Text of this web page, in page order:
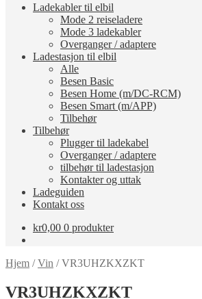
Ladekabler til elbil
Mode 2 reiseladere
Mode 3 ladekabler
Overganger / adaptere
Ladestasjon til elbil
Alle
Besen Basic
Besen Home (m/DC-RCM)
Besen Smart (m/APP)
Tilbehør
Tilbehør
Plugger til ladekabel
Overganger / adaptere
tilbehør til ladestasjon
Kontakter og uttak
Ladeguiden
Kontakt oss
kr0,00 0 produkter
Hjem /Vin /VR3UHZKXZKT
VR3UHZKXZKT